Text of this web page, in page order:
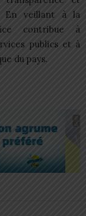
En veillant à la
contribue à
publics et à
du pays.